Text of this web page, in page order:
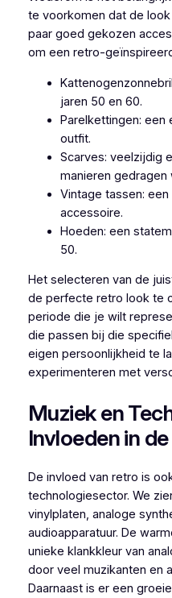
te voorkomen dat de
paar goed gekozen
om een retro-
jaren 50 en 60.
Parelkettingen: een
outfit.
Scarves: veelzijdig
manieren gedragen
Vintage tassen:
accessoire.
Hoeden: een
50.
Het selecteren van de
de perfecte retro look te
periode die je wilt
die passen bij die
eigen persoonlijkheid te
experimenteren met
Muziek en
Invloeden in
De invloed van retro is
technologiesector. We
vinylplaten, analoge
audioapparatuur. De
unieke klankkleur van
door veel muzikanten en
Daarnaast is er een